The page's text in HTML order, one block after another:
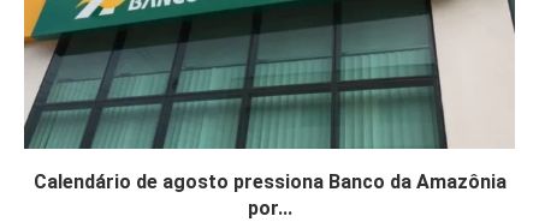
Calendário de agosto pressiona Banco da Amazônia
por...